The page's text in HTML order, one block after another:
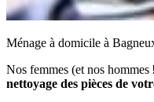
Ménage à domicile à
Nos femmes (et nos
nettoyage des pièces de